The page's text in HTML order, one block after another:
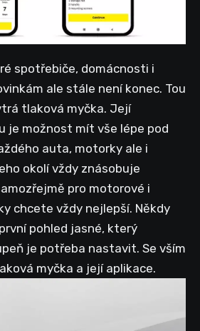
spotřebiče, domácnosti i
ale stále není konec. Tou
tlaková myčka. Její
je možnost mít vše lépe pod
auta, motorky ale i
okolí vždy znásobuje
pro motorové i
chcete vždy nejlepší. Někdy
pohled jasné, který
je potřeba nastavit. Se vším
myčka a její aplikace.